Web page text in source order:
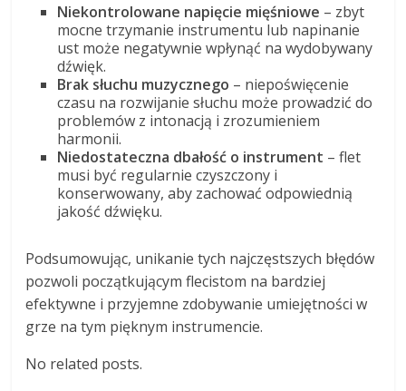
Niekontrolowane napięcie mięśniowe – zbyt
mocne trzymanie instrumentu lub napinanie
ust może negatywnie wpłynąć na wydobywany
dźwięk.
Brak słuchu muzycznego – niepoświęcenie
czasu na rozwijanie słuchu może prowadzić do
problemów z intonacją i zrozumieniem
harmonii.
Niedostateczna dbałość o instrument – flet
musi być regularnie czyszczony i
konserwowany, aby zachować odpowiednią
jakość dźwięku.
Podsumowując, unikanie tych najczęstszych błędów
pozwoli początkującym flecistom na bardziej
efektywne i przyjemne zdobywanie umiejętności w
grze na tym pięknym instrumencie.
No related posts.